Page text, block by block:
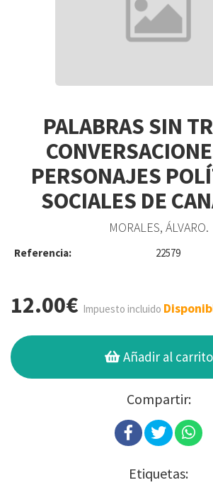
PALABRAS SIN
PERSONAJES
SOCIALES DE
MORALES, ÁLVARO.
Referencia: 22579
12.00€ Impuesto incluido
Añadir al carrito
Compartir:
Etiquetas: